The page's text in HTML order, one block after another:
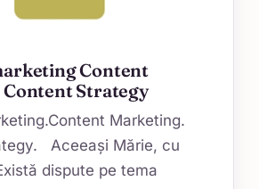
Content
Strategy
Marketing.
Aceeaşi Mărie, cu
dispute pe tema